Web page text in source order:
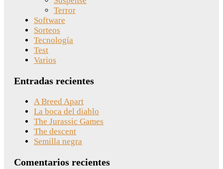
Terror
Software
Sorteos
Tecnología
Test
Varios
Entradas recientes
A Breed Apart
La boca del diablo
The Jurassic Games
The descent
Semilla negra
Comentarios recientes